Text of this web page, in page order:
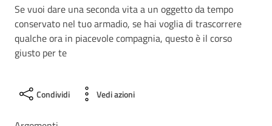
Se vuoi dare una seconda vita a un oggetto da tempo
conservato nel tuo armadio, se hai voglia di trascorrere
qualche ora in piacevole compagnia, questo è il corso
giusto per te
Condividi Vedi azioni